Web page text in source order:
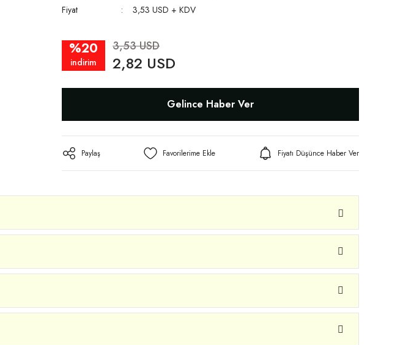
Fiyat
3,53 USD + KDV
%20
indirim
3,53 USD
2,82 USD
Gelince Haber Ver
Paylaş Fiyatı Düşünce Haber Ver